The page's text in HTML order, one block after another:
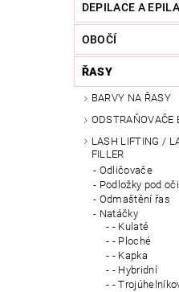
DEPILACE A
OBOČÍ
ŘASY
BARVY NA ŘASY
ODSTRAŇOVAČE
LASH LIFTING /
FILLER
Odličovače
Podložky pod oči
Odmaštění řas
Natáčky
- Kulaté
- Ploché
- Kapka
- Hybridní
-